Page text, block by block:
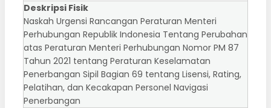
Deskripsi Fisik
Naskah Urgensi Rancangan Peraturan Menteri
Perhubungan Republik Indonesia Tentang Perubahan
atas Peraturan Menteri Perhubungan Nomor PM 87
Tahun 2021 tentang Peraturan Keselamatan
Penerbangan Sipil Bagian 69 tentang Lisensi, Rating,
Pelatihan, dan Kecakapan Personel Navigasi
Penerbangan